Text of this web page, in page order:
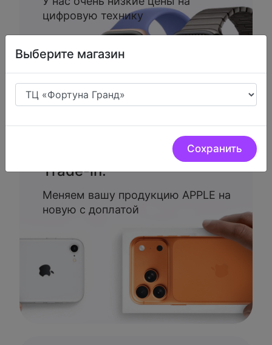
Выберите магазин
Сохранить
цифровую технику
Trade-in.
Меняем вашу продукцию APPLE на
новую с доплатой